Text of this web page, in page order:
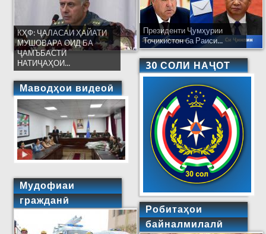
КҲФ: ҶАЛАСАИ ҲАЙАТИ
МУШОВАРА ОИД БА
ҶАМЪБАСТИ
НАТИҶАҲОИ...
Маводҳои видеоӣ
Мудофиаи
гражданӣ
Президенти Ҷумҳурии
Тоҷикистон ба Раиси...
30 СОЛИ НАҶОТ
Робитаҳои
байналмилалӣ